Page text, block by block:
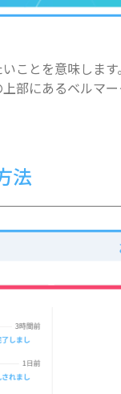
ことを意味します。
部にあるベルマー
法